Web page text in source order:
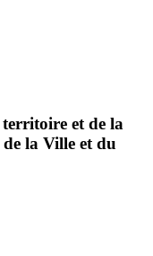
et de la
la Ville et du